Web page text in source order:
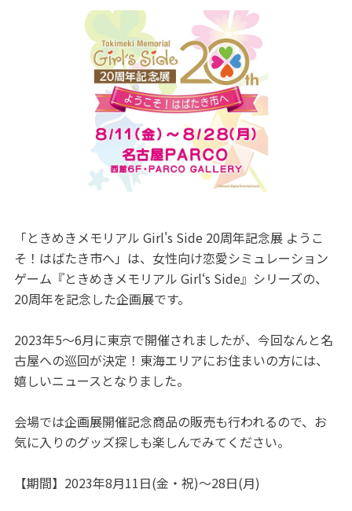
「ときめきメモリアル Girl's Side 20周年記念展 ようこ
そ！はばたき市へ」は、女性向け恋愛シミュレーション
ゲーム『ときめきメモリアル Girl‘s Side』シリーズの、
20周年を記念した企画展です。
2023年5～6月に東京で開催されましたが、今回なんと名
古屋への巡回が決定！東海エリアにお住まいの方には、
嬉しいニュースとなりました。
会場では企画展開催記念商品の販売も行われるので、お
気に入りのグッズ探しも楽しんでみてください。
【期間】2023年8月11日(金・祝)～28日(月)